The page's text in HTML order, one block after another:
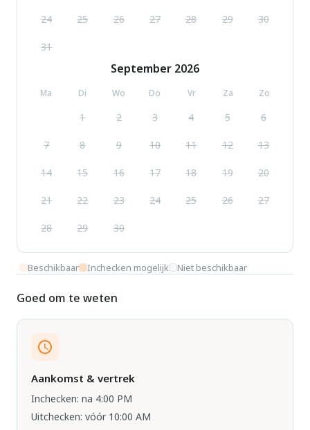
24 25 26 27 28 29 30
31
September 2026
Ma Di Wo Do Vr Za Zo
1 2 3 4 5 6
7 8 9 10 11 12 13
14 15 16 17 18 19 20
21 22 23 24 25 26 27
28 29 30
Beschikbaar Inchecken mogelijk Niet beschikbaar
Goed om te weten
Aankomst & vertrek
Inchecken: na 4:00 PM
Uitchecken: vóór 10:00 AM